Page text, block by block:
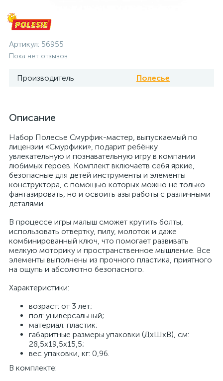
Артикул: 56955
Пока нет отзывов
Производитель Полесье
Описание
Набор Полесье Смурфик-мастер, выпускаемый по
лицензии «Смурфики», подарит ребёнку
увлекательную и познавательную игру в компании
любимых героев. Комплект включаетв себя яркие,
безопасные для детей инструменты и элементы
конструктора, с помощью которых можно не только
фантазировать, но и освоить азы работы с различными
деталями.
В процессе игры малыш сможет крутить болты,
использовать отвертку, пилу, молоток и даже
комбинированный ключ, что помогает развивать
мелкую моторику и пространственное мышление. Все
элементы выполнены из прочного пластика, приятного
на ощупь и абсолютно безопасного.
Характеристики:
возраст: от 3 лет;
пол: универсальный;
материал: пластик;
габаритные размеры упаковки (ДхШхВ), см:
28,5х19,5х15,5;
вес упаковки, кг: 0,96.
В комплекте: